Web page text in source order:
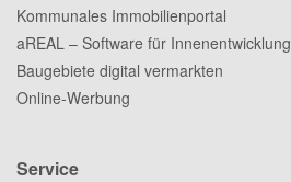
Kommunales Immobilienportal
aREAL – Software für Innenentwicklung
Baugebiete digital vermarkten
Online-Werbung
Service